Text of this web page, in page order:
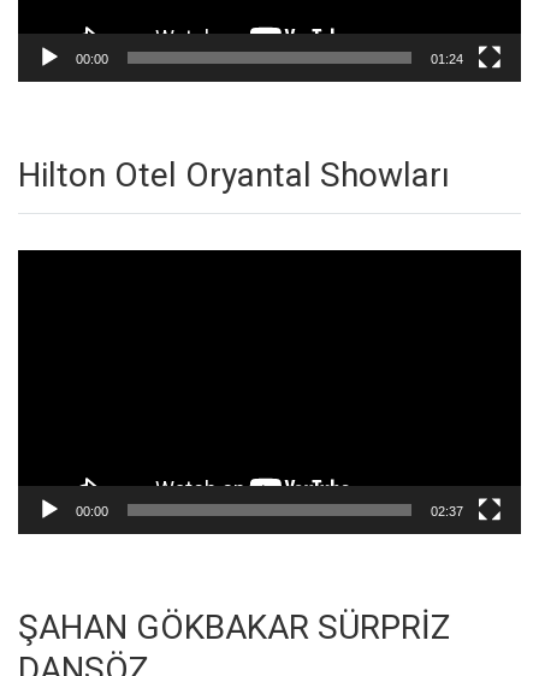
00:00 01:24
Hilton Otel Oryantal Showları
00:00 02:37
ŞAHAN GÖKBAKAR SÜRPRİZ